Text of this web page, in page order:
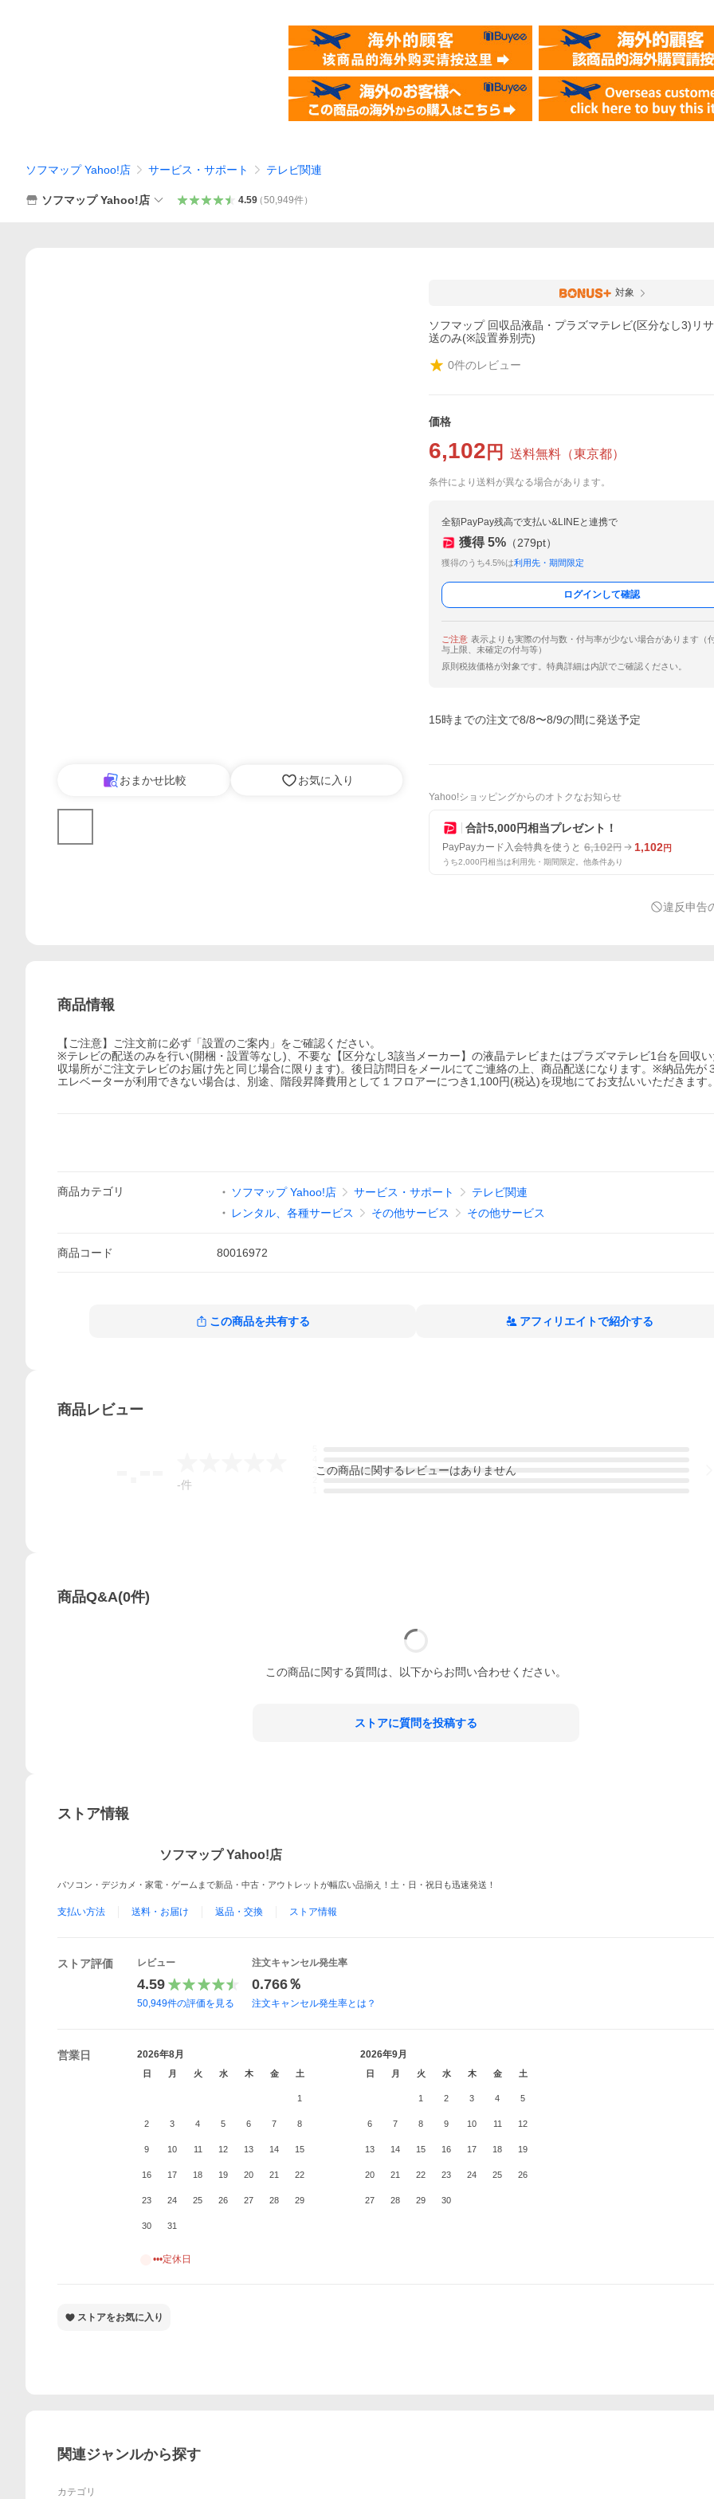
ソフマップ Yahoo!店 サービス・サポート テレビ関連
ソフマップ Yahoo!店 4.59（50,949件）
おまかせ比較 お気に入り
対象
ソフマップ 回収品液晶・プラズマテレビ(区分なし3)リ
送のみ(※設置券別売)
0件のレビュー
価格
6,102 円 送料無料 （東京都）
条件により送料が異なる場合があります。
全額PayPay残高で支払い&LINEと連携で
獲得 5% （279pt）
獲得のうち4.5%は利用先・期間限定
ログインして確認
ご注意 表示よりも実際の付与数・付与率が少ない場合があります（
与上限、未確定の付与等）
原則税抜価格が対象です。特典詳細は内訳でご確認ください。
15時までの注文で8/8〜8/9の間に発送予定
Yahoo!ショッピングからのオトクなお知らせ
合計5,000円相当プレゼント！
PayPayカード入会特典を使うと 6,102円 1,102円
うち2,000円相当は利用先・期間限定。他条件あり
違反申告
商品情報
【ご注意】ご注文前に必ず「設置のご案内」をご確認ください。
※テレビの配送のみを行い(開梱・設置等なし)、不要な【区分なし3該当メーカー】の液晶テレビまたはプラズマテレビ1台を回収
収場所がご注文テレビのお届け先と同じ場合に限ります)。後日訪問日をメールにてご連絡の上、商品配送になります。※納品先が
エレベーターが利用できない場合は、別途、階段昇降費用として１フロアーにつき1,100円(税込)を現地にてお支払いいただきます
商品カテゴリ ソフマップ Yahoo!店 サービス・サポート
テレビ関連
レンタル、各種サービス
その他サービス その他サービス
商品コード 80016972
この商品を共有する アフィリエイトで紹介する
商品レビュー
-件
この商品に関するレビューはありません
商品Q&A(0件)
この商品に関する質問は、以下からお問い合わせください。
ストアに質問を投稿する
ストア情報
ソフマップ Yahoo!店
パソコン・デジカメ・家電・ゲームまで新品・中古・アウトレットが幅広い品揃え！土・日・祝日も迅速発送！
支払い方法 送料・お届け 返品・交換 ストア情報
ストア評価 レビュー
4.59
50,949件の評価を見る
注文キャンセル発生率
0.766％
注文キャンセル発生率とは？
営業日 2026年8月
日 月 火 水 木 金 土
1
2 3 4 5 6 7 8
9 10 11 12 13 14 15
16 17 18 19 20 21 22
23 24 25 26 27 28 29
30 31
2026年9月
日 月 火 水 木 金 土
1 2 3 4 5
6 7 8 9 10 11 12
13 14 15 16 17 18 19
20 21 22 23 24 25 26
27 28 29 30
•••定休日
ストアをお気に入り
関連ジャンルから探す
カテゴリ